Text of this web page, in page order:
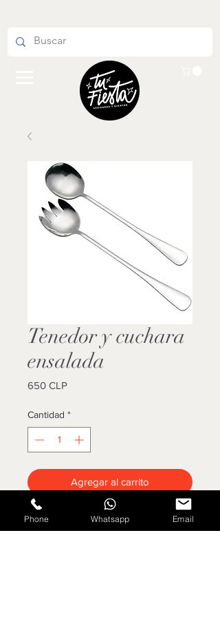
Tenedor y cuchara
ensalada
650 CLPPrecio
Cantidad *
Agregar al carrito
Cotizar
Phone Whatsapp Email